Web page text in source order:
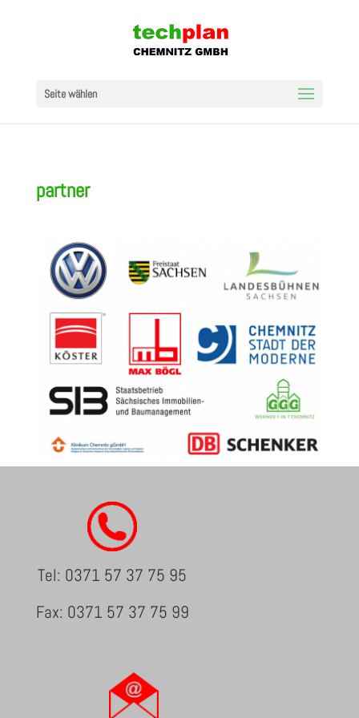
Seite wählen
partner
Tel: 0371 57 37 75 95
Fax: 0371 57 37 75 99